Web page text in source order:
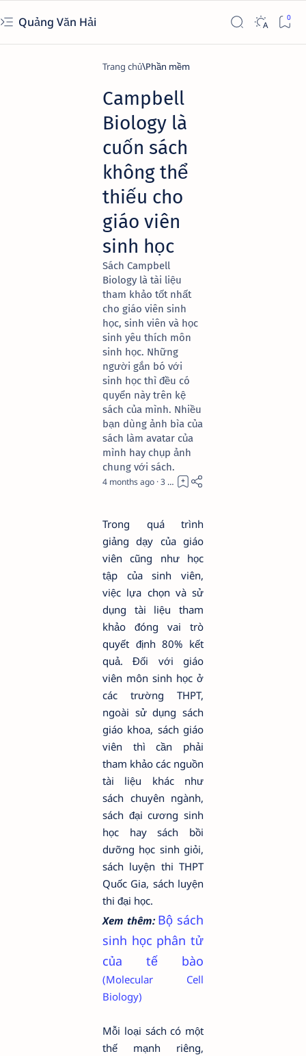
Quảng Văn Hải
Trang chủ Phần mềm
Campbell
Biology là
cuốn sách
không thể
thiếu cho
giáo viên
sinh học
Sách Campbell
Biology là tài liệu
tham khảo tốt nhất
cho giáo viên sinh
học, sinh viên và học
sinh yêu thích môn
sinh học. Những
người gắn bó với
sinh học thì đều có
quyển này trên kệ
sách của mình. Nhiều
bạn dùng ảnh bìa của
sách làm avatar của
mình hay chụp ảnh
chung với sách.
4 months ago 3
Trong quá trình
giảng dạy của giáo
viên cũng như học
tập của sinh viên,
việc lựa chọn và sử
dụng tài liệu tham
khảo đóng vai trò
quyết định 80% kết
quả. Đối với giáo
viên môn sinh học ở
các trường THPT,
ngoài sử dụng sách
giáo khoa, sách giáo
viên thì cần phải
tham khảo các nguồn
tài liệu khác như
sách chuyên ngành,
sách đại cương sinh
học hay sách bồi
dưỡng học sinh giỏi,
sách luyện thi THPT
Quốc Gia, sách luyện
thi đại học.
Xem thêm: Bộ sách
sinh học phân tử
của tế bào
(Molecular Cell
Biology)
Mỗi loại sách có một
thế mạnh riêng,